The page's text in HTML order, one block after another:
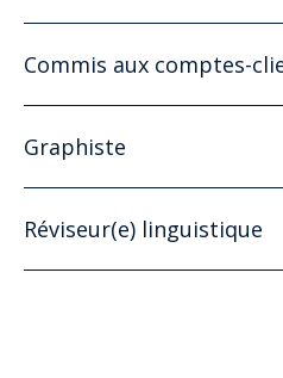
Commis aux comptes-
Graphiste
Réviseur(e) linguistique